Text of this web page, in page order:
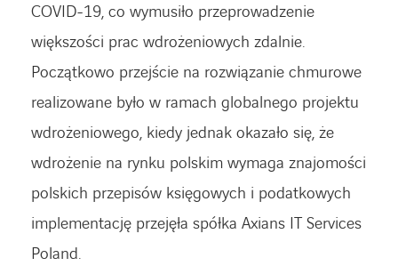
COVID-19, co wymusiło przeprowadzenie
większości prac wdrożeniowych zdalnie.
Początkowo przejście na rozwiązanie chmurowe
realizowane było w ramach globalnego projektu
wdrożeniowego, kiedy jednak okazało się, że
wdrożenie na rynku polskim wymaga znajomości
polskich przepisów księgowych i podatkowych
implementację przejęła spółka Axians IT Services
Poland.